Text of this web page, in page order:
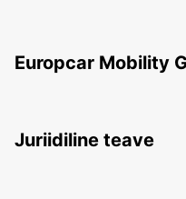
Europcar Mobility
Juriidiline teave